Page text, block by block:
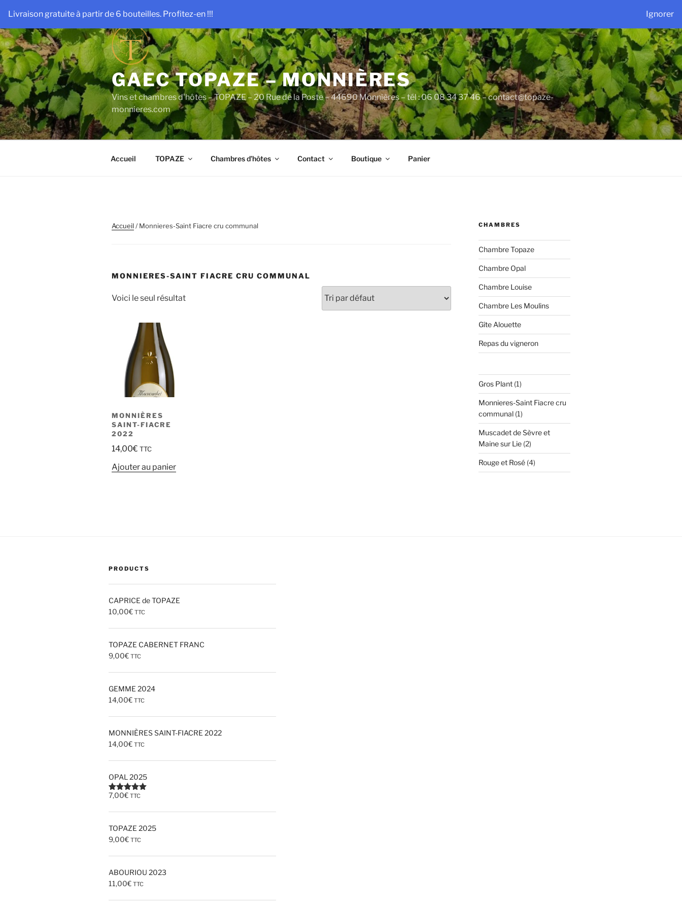
Livraison gratuite à partir de 6 bouteilles. Profitez-en !!! Ignorer
contenu
principal
GAEC TOPAZE – MONNIÈRES
Vins et chambres d'hôtes – TOPAZE – 20 Rue de la Poste – 44690 Monnières – tél : 06 08 34 37 46 – contact@topaze-
monnieres.com
Accueil TOPAZE Chambres d’hôtes Contact Boutique Panier
Accueil/ Monnieres-Saint Fiacre cru communal
MONNIERES-SAINT FIACRE CRU COMMUNAL
Voici le seul résultat
MONNIÈRES
SAINT-FIACRE
2022
14,00€ TTC
Ajouter au panier
CHAMBRES
Chambre Topaze
Chambre Opal
Chambre Louise
Chambre Les Moulins
Gîte Alouette
Repas du vigneron
Gros Plant 11
produit
Monnieres-Saint Fiacre cru
communal 11
produit
Muscadet de Sèvre et
Maine sur Lie 22
produits
Rouge et Rosé 44
produits
PRODUCTS
CAPRICE de TOPAZE
10,00€ TTC
TOPAZE CABERNET FRANC
9,00€ TTC
GEMME 2024
14,00€ TTC
MONNIÈRES SAINT-FIACRE 2022
14,00€ TTC
OPAL 2025
Note5.00
7,00€ TTC
TOPAZE 2025
9,00€ TTC
ABOURIOU 2023
11,00€ TTC